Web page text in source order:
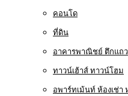
คอนโด
ที่ดิน
อาคารพาณิชย์ ตึกแถว
ทาวน์เฮ้าส์ ทาวน์โฮม
อพาร์ทเม้นท์ ห้องเช่า